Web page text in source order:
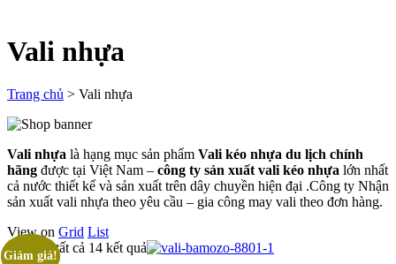
Vali nhựa
Trang chủ > Vali nhựa
Vali nhựa là hạng mục sản phẩm Vali kéo nhựa du lịch chính
hãng được tại Việt Nam – công ty sản xuất vali kéo nhựa lớn nhất
cả nước thiết kế và sản xuất trên dây chuyền hiện đại .Công ty Nhận
sản xuất vali nhựa theo yêu cầu – gia công may vali theo đơn hàng.
View on Grid List
Hiển thị tất cả 14 kết quả
Giảm giá!
Giảm giá!